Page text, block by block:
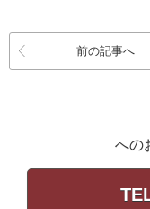
前の記事へ
への